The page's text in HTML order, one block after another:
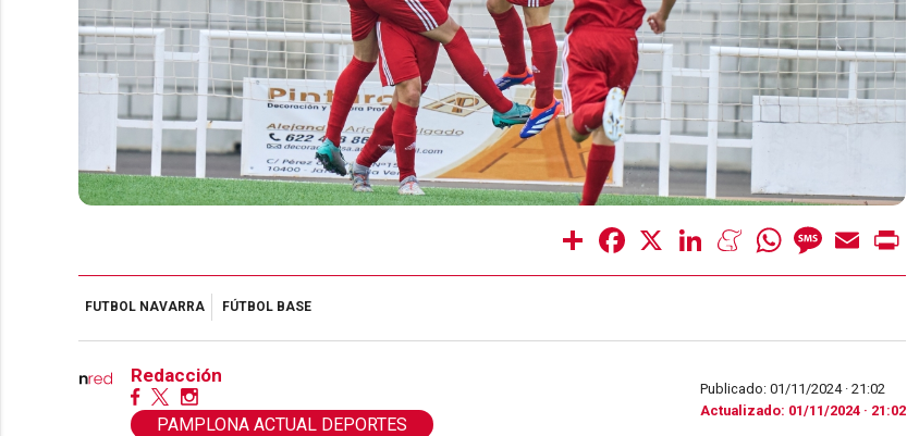
Share Facebook LinkedInMeneameWhatsAppMessage
Email
FUTBOL NAVARRA FÚTBOL BASE
Redacción
PAMPLONA ACTUAL DEPORTES
Publicado: 01/11/2024 · 21:02
Actualizado: 01/11/2024 · 21:02